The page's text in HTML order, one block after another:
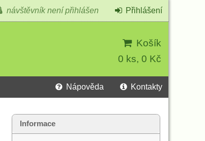
Košík
0 ks, 0 Kč
návštěvník není přihlášen Přihlášení
Nápověda Kontakty
Informace